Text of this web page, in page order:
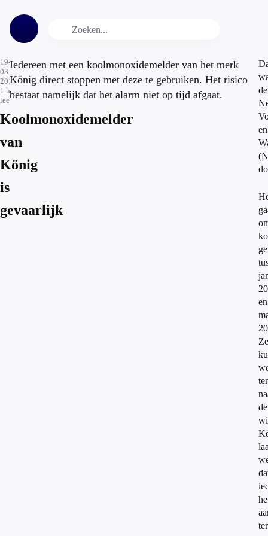
19-
03-
2015
1 min.
leestijd
Koolmonoxidemelder
van
König
is
gevaarlijk
Iedereen met een koolmonoxidemelder van het merk
König direct stoppen met deze te gebruiken. Het risico
bestaat namelijk dat het alarm niet op tijd afgaat.
de
en
en
Ze
de